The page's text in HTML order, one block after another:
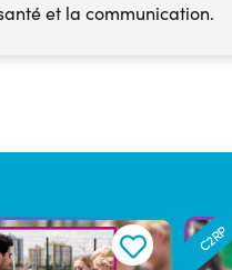
et la communication.
C2RP